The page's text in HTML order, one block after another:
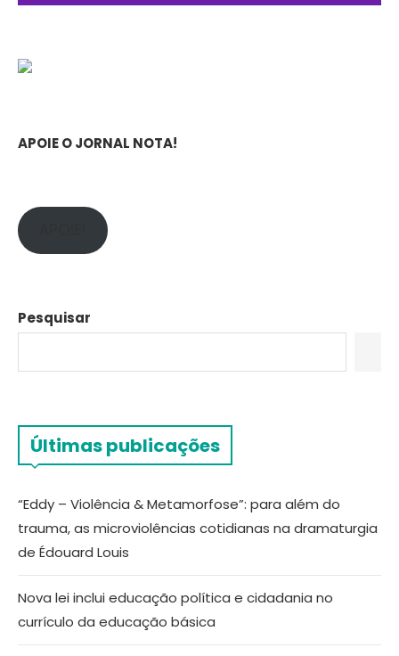
APOIE O JORNAL NOTA!
Pesquisar
Últimas publicações
“Eddy – Violência & Metamorfose”: para além do
trauma, as microviolências cotidianas na dramaturgia
de Édouard Louis
Nova lei inclui educação política e cidadania no
currículo da educação básica